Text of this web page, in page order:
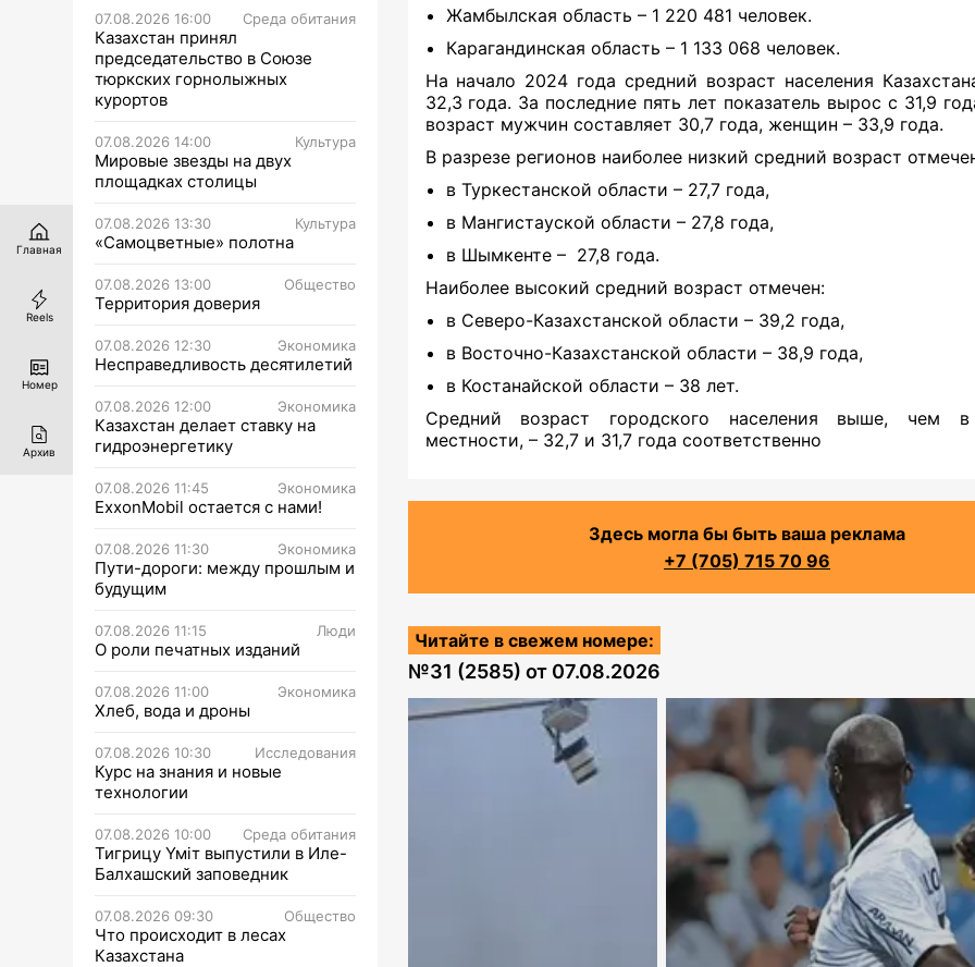
07.08.2026 16:00 Среда обитания
Казахстан принял
председательство в Союзе
тюркских горнолыжных
курортов
07.08.2026 14:00 Культура
Мировые звезды на двух
площадках столицы
07.08.2026 13:30 Культура
«Самоцветные» полотна
07.08.2026 13:00 Общество
Территория доверия
07.08.2026 12:30 Экономика
Несправедливость десятилетий
07.08.2026 12:00 Экономика
Казахстан делает ставку на
гидроэнергетику
07.08.2026 11:45 Экономика
ExxonMobil остается с нами!
07.08.2026 11:30 Экономика
Пути-дороги: между прошлым и
будущим
07.08.2026 11:15 Люди
О роли печатных изданий
07.08.2026 11:00 Экономика
Хлеб, вода и дроны
07.08.2026 10:30 Исследования
Курс на знания и новые
технологии
07.08.2026 10:00 Среда обитания
Тигрицу Үміт выпустили в Иле-
Балхашский заповедник
07.08.2026 09:30 Общество
Что происходит в лесах
Казахстана
Жамбылская область – 1 220 481 человек.
Карагандинская область – 1 133 068 человек.
На начало 2024 года средний возраст населения
32,3 года. За последние пять лет показатель вырос с 31,9
возраст мужчин составляет 30,7 года, женщин – 33,9 года.
В разрезе регионов наиболее низкий средний возраст
в Туркестанской области – 27,7 года,
в Мангистауской области – 27,8 года,
в Шымкенте – 27,8 года.
Наиболее высокий средний возраст отмечен:
в Северо-Казахстанской области – 39,2 года,
в Восточно-Казахстанской области – 38,9 года,
в Костанайской области – 38 лет.
Средний возраст городского населения выше, чем в
местности, – 32,7 и 31,7 года соответственно
Здесь могла бы быть ваша реклама
+7 (705) 715 70 96
Читайте в свежем номере:
№31 (2585) от 07.08.2026
Главная
Reels
Номер
Архив